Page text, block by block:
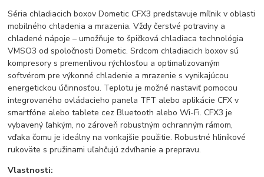
Séria chladiacich boxov Dometic CFX3 predstavuje míľnik v oblasti
mobilného chladenia a mrazenia. Vždy čerstvé potraviny a
chladené nápoje – umožňuje to špičková chladiaca technológia
VMSO3 od spoločnosti Dometic. Srdcom chladiacich boxov sú
kompresory s premenlivou rýchlosťou a optimalizovaným
softvérom pre výkonné chladenie a mrazenie s vynikajúcou
energetickou účinnosťou. Teplotu je možné nastaviť pomocou
integrovaného ovládacieho panela TFT alebo aplikácie CFX v
smartfóne alebo tablete cez Bluetooth alebo Wi-Fi. CFX3 je
vybavený ľahkým, no zároveň robustným ochranným rámom,
vďaka čomu je ideálny na vonkajšie použitie. Robustné hliníkové
rukoväte s pružinami uľahčujú zdvíhanie a prepravu.
Vlastnosti: